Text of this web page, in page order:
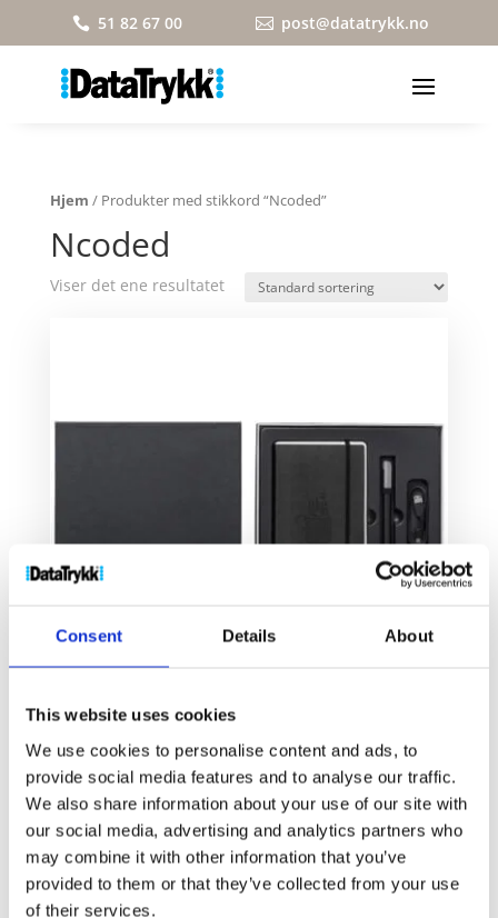
Consent Details About
This website uses cookies
We use cookies to personalise content and ads, to
provide social media features and to analyse our traffic.
We also share information about your use of our site with
our social media, advertising and analytics partners who
may combine it with other information that you’ve
provided to them or that they’ve collected from your use
of their services.
 51 82 67 00  post@datatrykk.no
Hjem / Produkter med stikkord “Ncoded”
Ncoded
Viser det ene resultatet
Moleskine Smart skrivesett 2.0
4530kr
Velg alternativ